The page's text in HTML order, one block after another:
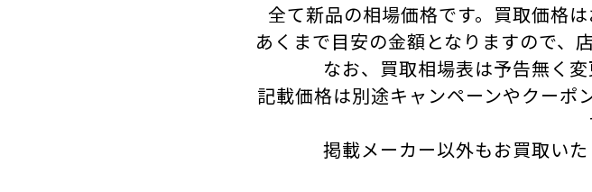
全て新品の相場価格です。買取価格
あくまで目安の金額となりますので、
なお、買取相場表は予告無く
記載価格は別途キャンペーンやクーポ
掲載メーカー以外もお買取いた